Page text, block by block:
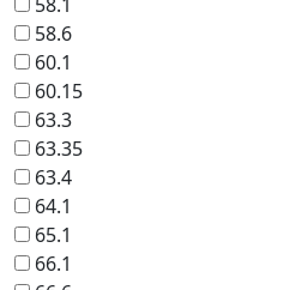
58.6
60.1
60.15
63.3
63.35
63.4
64.1
65.1
66.1